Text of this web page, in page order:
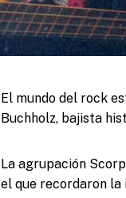
El mundo del rock
Buchholz, bajista
La agrupación
el que recordaron